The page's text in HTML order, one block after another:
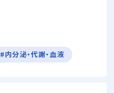
#内分泌・代謝・血液